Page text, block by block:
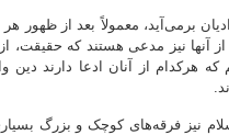
ادیان برمی‌آید، معمولاً بعد از
آنها نیز مدعی هستند که حقیقت،
که هرکدام از آنان ادعا دارند
نیز فرقه‌های کوچک و بزرگ